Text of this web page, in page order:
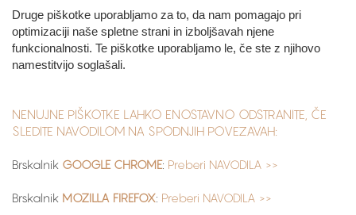
Druge piškotke uporabljamo za to, da nam pomagajo pri
optimizaciji naše spletne strani in izboljšavah njene
funkcionalnosti. Te piškotke uporabljamo le, če ste z njihovo
namestitvijo soglašali.
NENUJNE PIŠKOTKE LAHKO ENOSTAVNO ODSTRANITE, ČE
SLEDITE NAVODILOM NA SPODNJIH POVEZAVAH:
Brskalnik GOOGLE CHROME: Preberi NAVODILA >>
Brskalnik MOZILLA FIREFOX: Preberi NAVODILA >>